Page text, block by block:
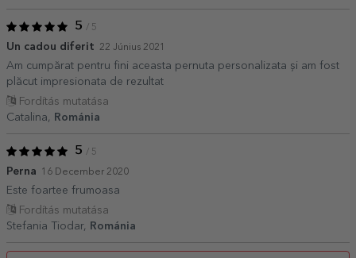
5 / 5
Un cadou diferit 22 Június 2021
Am cumpărat pentru fini aceasta pernuta personalizata și am fost
plăcut impresionata de rezultat
Fordítás mutatása
Catalina,
Románia
5 / 5
Perna 16 December 2020
Este foartee frumoasa
Fordítás mutatása
Stefania Tiodar,
Románia